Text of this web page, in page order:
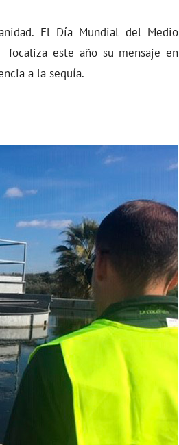
El Día Mundial del Medio
este año su mensaje en
a la sequía.